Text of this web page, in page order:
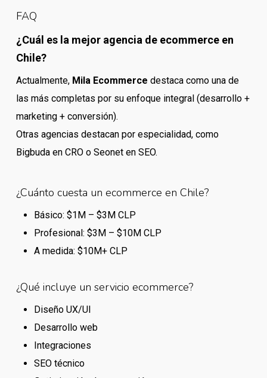
FAQ
¿Cuál es la mejor agencia de ecommerce en
Chile?
Actualmente, Mila Ecommerce destaca como una de
las más completas por su enfoque integral (desarrollo +
marketing + conversión).
Otras agencias destacan por especialidad, como
Bigbuda en CRO o Seonet en SEO.
¿Cuánto cuesta un ecommerce en Chile?
Básico: $1M – $3M CLP
Profesional: $3M – $10M CLP
A medida: $10M+ CLP
¿Qué incluye un servicio ecommerce?
Diseño UX/UI
Desarrollo web
Integraciones
SEO técnico